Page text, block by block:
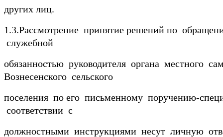
других лиц.
1.3.Рассмотрение принятие решений по
служебной
обязанностью руководителя органа местного
Вознесенского сельского
поселения по его письменному поручению-
соответствии с
должностными инструкциями несут личную